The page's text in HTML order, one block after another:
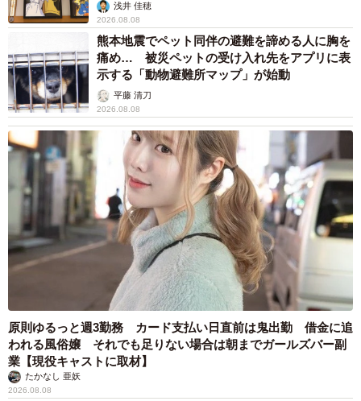
浅井 佳穂
2026.08.08
熊本地震でペット同伴の避難を諦める人に胸を
痛め… 被災ペットの受け入れ先をアプリに表
示する「動物避難所マップ」が始動
平藤 清刀
2026.08.08
原則ゆるっと週3勤務 カード支払い日直前は鬼出勤 借金に追
われる風俗嬢 それでも足りない場合は朝までガールズバー副
業【現役キャストに取材】
たかなし 亜妖
2026.08.08